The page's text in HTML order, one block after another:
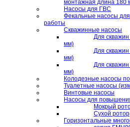
монтажная длина 180
Насосы для ГВС
Фекальные насосы
работы
Скважинные насосы
Для
мм)
Для
мм)
Для
мм)
Колодезные насосы
Туалетные насосы
Винтовые насосы
Насосы для
Мокрый
Сухой ротор
Горизонтальные